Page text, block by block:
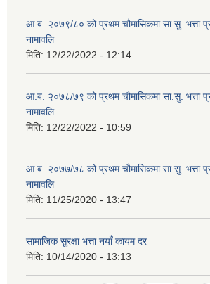
आ.ब. २०७९/८० को प्रथम चौमासिकमा सा.सु. भत्ता
नामावलि
मिति: 12/22/2022 - 12:14
आ.ब. २०७८/७९ को प्रथम चौमासिकमा सा.सु. भत्ता
नामावलि
मिति: 12/22/2022 - 10:59
आ.ब. २०७७/७८ को प्रथम चौमासिकमा सा.सु. भत्ता
नामावलि
मिति: 11/25/2020 - 13:47
सामाजिक सुरक्षा भत्ता नयाँ कायम दर
मिति: 10/14/2020 - 13:13